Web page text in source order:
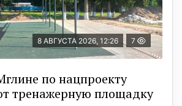
8 АВГУСТА 2026, 12:26 7
по нацпроекту
тренажерную площадку